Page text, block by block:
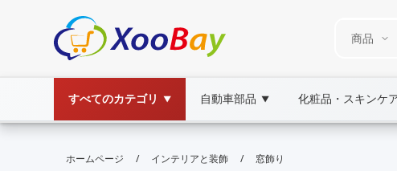
すべてのカテゴリ ▼ 自動車部品 ▼ 化粧品・スキンケ
窓飾り | XOOBAY B2B/B2C
ホームページ / インテリアと装飾 / 窓飾り